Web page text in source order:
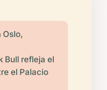
Oslo,
Bull refleja el
el Palacio